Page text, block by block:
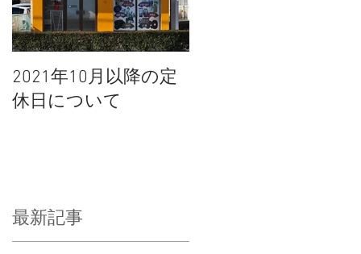
2021年10月以降の定
休日について
最新記事